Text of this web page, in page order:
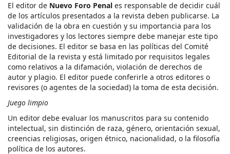
El editor de Nuevo Foro Penal es responsable de decidir cuál
de los artículos presentados a la revista deben publicarse. La
validación de la obra en cuestión y su importancia para los
investigadores y los lectores siempre debe manejar este tipo
de decisiones. El editor se basa en las políticas del Comité
Editorial de la revista y está limitado por requisitos legales
como relativos a la difamación, violación de derechos de
autor y plagio. El editor puede conferirle a otros editores o
revisores (o agentes de la sociedad) la toma de esta decisión.
Juego limpio
Un editor debe evaluar los manuscritos para su contenido
intelectual, sin distinción de raza, género, orientación sexual,
creencias religiosas, origen étnico, nacionalidad, o la filosofía
política de los autores.